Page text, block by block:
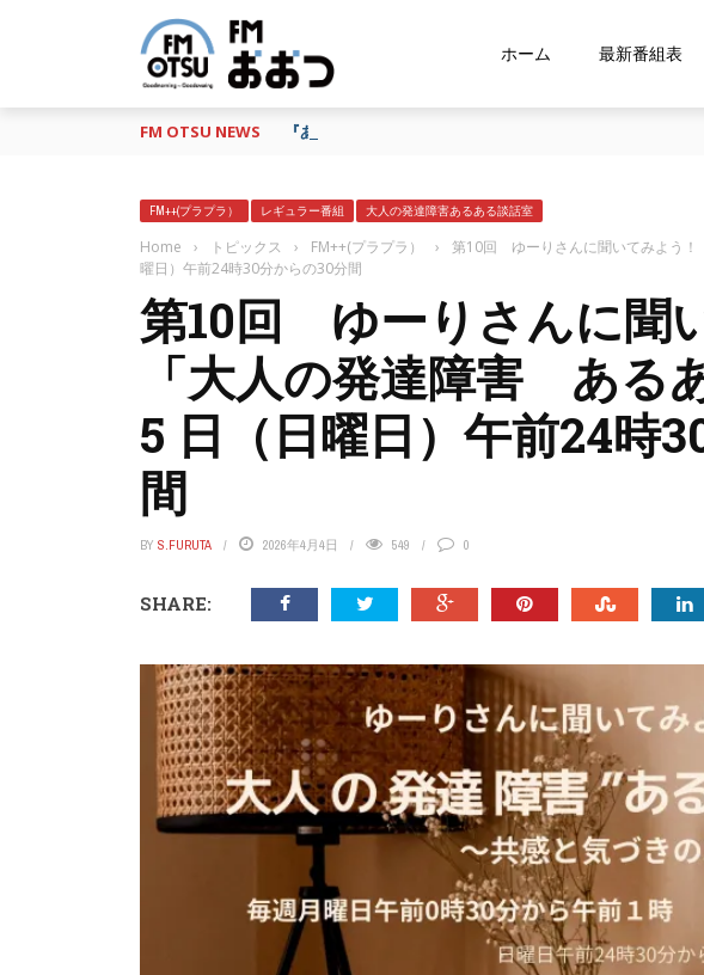
ホーム 最新番組表
FM OTSU NEWS 『あの日の放送、もう一度聴きたいな…』にお応え！FMお
FM++(プラプラ） レギュラー番組 大人の発達障害あるある談話室
Home › トピックス › FM++(プラプラ） ›
第10回 ゆーりさんに聞いてみよう
曜日）午前24時30分からの30分間
第10回 ゆーりさんに聞
「大人の発達障害 ある
5 日（日曜日）午前24時
間
BY S.FURUTA 2026年4月4日 549 0
SHARE: